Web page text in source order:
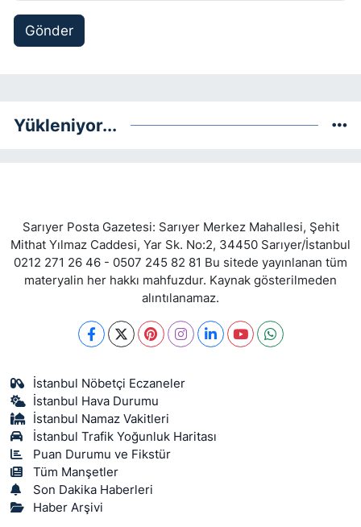
Gönder
Yükleniyor...
Sarıyer Posta Gazetesi: Sarıyer Merkez Mahallesi, Şehit
Mithat Yılmaz Caddesi, Yar Sk. No:2, 34450 Sarıyer/İstanbul
0212 271 26 46 - 0507 245 82 81 Bu sitede yayınlanan tüm
materyalin her hakkı mahfuzdur. Kaynak gösterilmeden
alıntılanamaz.
İstanbul Nöbetçi Eczaneler
İstanbul Hava Durumu
İstanbul Namaz Vakitleri
İstanbul Trafik Yoğunluk Haritası
Puan Durumu ve Fikstür
Tüm Manşetler
Son Dakika Haberleri
Haber Arşivi